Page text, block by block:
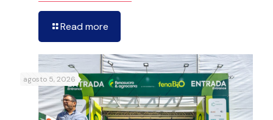
Read more
agosto 5, 2026